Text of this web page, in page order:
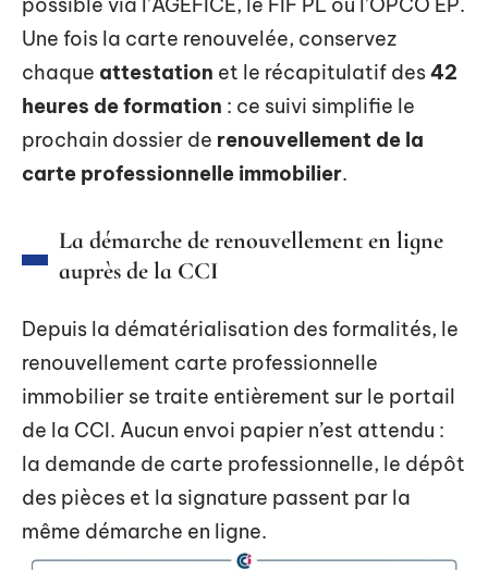
Une fois la carte renouvelée, conservez
chaque attestation et le récapitulatif des42
heures de formation : ce suivi simplifie le
prochain dossier de renouvellement de la
carte professionnelle immobilier.
La démarche de renouvellement en ligne
auprès de la CCI
Depuis la dématérialisation des formalités, le
renouvellement carte professionnelle
immobilier se traite entièrement sur le portail
de la CCI. Aucun envoi papier n’est attendu :
la demande de carte professionnelle, le dépôt
des pièces et la signature passent par la
même démarche en ligne.